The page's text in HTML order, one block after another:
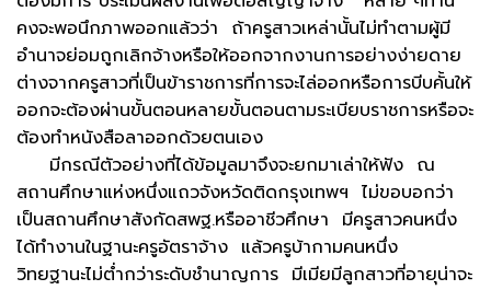
คงจะพอนึกภาพออกแล้วว่า ถ้าครูสาวเหล่านั้นไม่ทำตามผู้มี
อำนาจย่อมถูกเลิกจ้างหรือให้ออกจากงานการอย่างง่ายดาย
ต่างจากครูสาวที่เป็นข้าราชการที่การจะไล่ออกหรือการบีบคั้นให้
ออกจะต้องผ่านขั้นตอนหลายขั้นตอนตามระเบียบราชการหรือจะ
ต้องทำหนังสือลาออกด้วยตนเอง
มีกรณีตัวอย่างที่ได้ข้อมูลมาจึงจะยกมาเล่าให้ฟัง ณ
สถานศึกษาแห่งหนึ่งแถวจังหวัดติดกรุงเทพฯ ไม่ขอบอกว่า
เป็นสถานศึกษาสังกัดสพฐ.หรืออาชีวศึกษา มีครูสาวคนหนึ่ง
ได้ทำงานในฐานะครูอัตราจ้าง แล้วครูบ้ากามคนหนึ่ง
วิทยฐานะไม่ต่ำกว่าระดับชำนาญการ มีเมียมีลูกสาวที่อายุน่าจะ